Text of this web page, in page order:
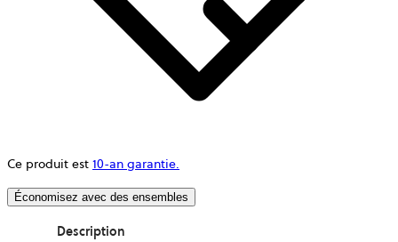
Ce produit est 10-an garantie.
Économisez avec des ensembles
Description